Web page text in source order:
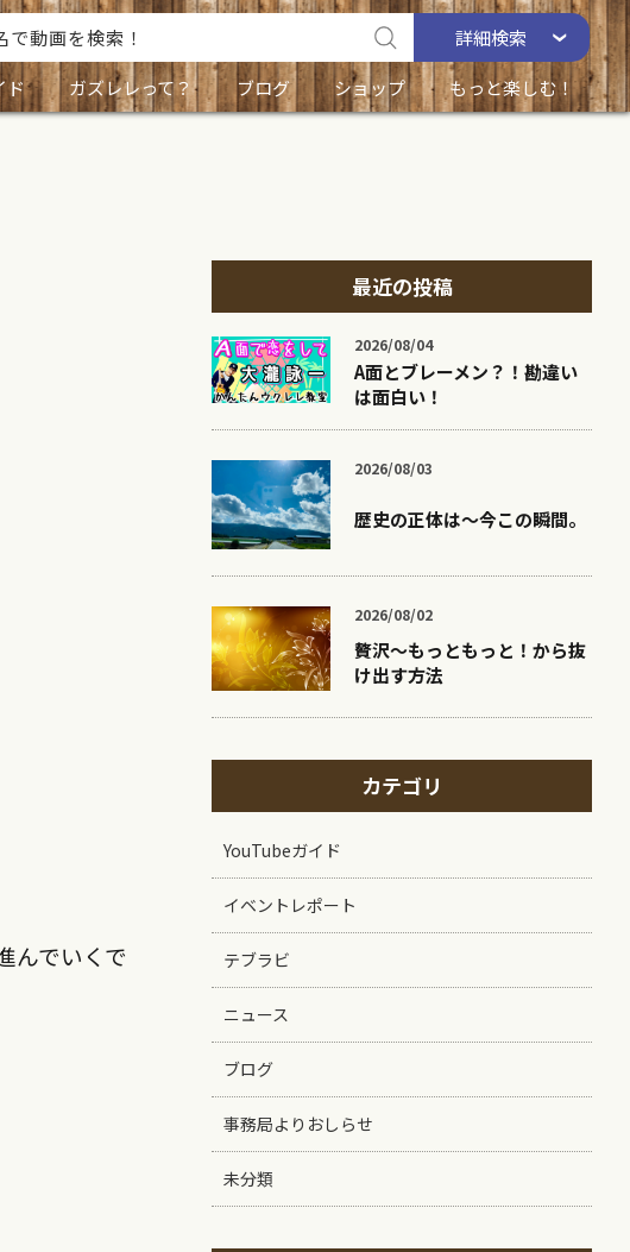
詳細検索
ド ガズレレって？ ブログ ショップ もっと楽しむ！
んでいくで
最近の投稿
2026/08/04
A面とブレーメン？！勘違い
は面白い！
2026/08/03
歴史の正体は〜今この瞬間。
2026/08/02
贅沢〜もっともっと！から抜
け出す方法
カテゴリ
YouTubeガイド
イベントレポート
テブラビ
ニュース
ブログ
事務局よりおしらせ
未分類